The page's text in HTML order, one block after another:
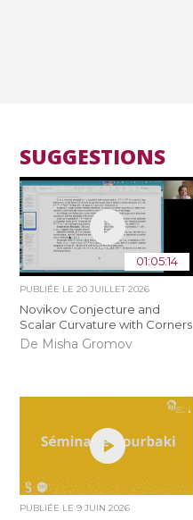
SUGGESTIONS
01:05:14
PUBLIÉE LE20 JUILLET 2026
Novikov Conjecture and
Scalar Curvature with Corners
De Misha Gromov
PUBLIÉE LE9 JUIN 2026